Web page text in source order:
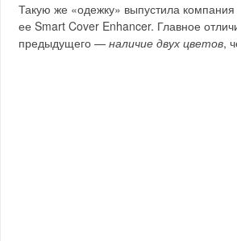
Такую же «одежку» выпустила
ее Smart Cover Enhancer. Главное
предыдущего —наличие двух цветов,